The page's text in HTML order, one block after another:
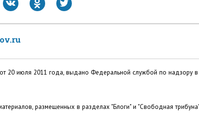
20 июля 2011 года, выдано Федеральной службой по надзору
размещенных в разделах "Блоги" и "Свободная